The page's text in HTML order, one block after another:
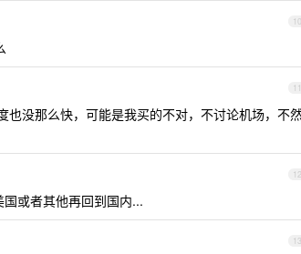
10
11
也没那么快，可能是我买的不对，不讨论机场，不
12
或者其他再回到国内...
13